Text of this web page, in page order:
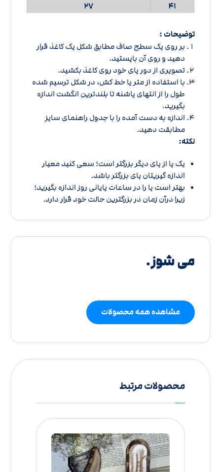
41
27
توضیحات :
بر روی یک سطح صاف مطابق شکل یک کاغذ قرار
دهید و روی آن بایستید.
تصویری از دور پای خود روی کاغذ بکشید.
با استفاده از متر یا خط کش، در شکل ترسیم شده
طول را از انتهای پاشنه تا بلندترین انگشت اندازه
بگیرید.
اندازه به دست آمده را باجدول راهنمای سایز
مطابقت دهید.
نکته:
یک پا از پای دیگر بزرگتر است؛ سعی کنید معیار
اندازه گیریتان پای بزرگتر باشد.
بهتر است پا را در ساعات پایانی روز اندازه بگیرید؛
زیرا درآن زمان در بزرگترین حالت خود قرار دارد.
می شوز.
مشاهده همه محصولات
محصولات مرتبط